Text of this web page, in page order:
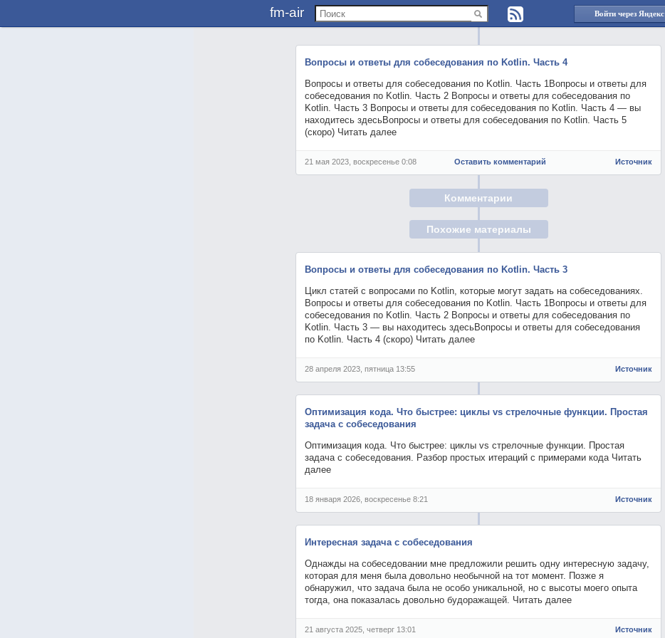
fm-air Войти через Яндекс
Вопросы и ответы для собеседования по Kotlin. Часть 4
Вопросы и ответы для собеседования по Kotlin. Часть 1Вопросы и ответы для
собеседования по Kotlin. Часть 2 Вопросы и ответы для собеседования по
Kotlin. Часть 3 Вопросы и ответы для собеседования по Kotlin. Часть 4 — вы
находитесь здесьВопросы и ответы для собеседования по Kotlin. Часть 5
(скоро) Читать далее
21 мая 2023, воскресенье 0:08 Оставить комментарий Источник
Комментарии
Похожие материалы
Вопросы и ответы для собеседования по Kotlin. Часть 3
Цикл статей с вопросами по Kotlin, которые могут задать на собеседованиях.
Вопросы и ответы для собеседования по Kotlin. Часть 1Вопросы и ответы для
собеседования по Kotlin. Часть 2 Вопросы и ответы для собеседования по
Kotlin. Часть 3 — вы находитесь здесьВопросы и ответы для собеседования
по Kotlin. Часть 4 (скоро) Читать далее
28 апреля 2023, пятница 13:55 Источник
Оптимизация кода. Что быстрее: циклы vs стрелочные функции. Простая
задача с собеседования
Оптимизация кода. Что быстрее: циклы vs стрелочные функции. Простая
задача с собеседования. Разбор простых итераций с примерами кода Читать
далее
18 января 2026, воскресенье 8:21 Источник
Интересная задача с собеседования
Однажды на собеседовании мне предложили решить одну интересную задачу,
которая для меня была довольно необычной на тот момент. Позже я
обнаружил, что задача была не особо уникальной, но с высоты моего опыта
тогда, она показалась довольно будоражащей. Читать далее
21 августа 2025, четверг 13:01 Источник